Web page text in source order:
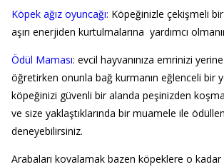
Köpek ağız oyuncağı: Köpeğinizle çekişmeli
aşırı enerjiden kurtulmalarına yardımcı
Ödül Maması: evcil hayvanınıza emrinizi
öğretirken onunla bağ kurmanın eğlenceli bir
köpeğinizi güvenli bir alanda peşinizden
ve size yaklaştıklarında bir muamele ile
deneyebilirsiniz.
Arabaları kovalamak bazen köpeklere o